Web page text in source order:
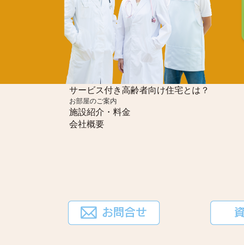
サービス付き高齢者向け住宅とは？
お部屋のご案内
施設紹介・料金
会社概要